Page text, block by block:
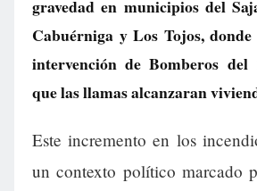
gravedad en municipios del
Cabuérniga y Los Tojos,
intervención de Bomberos
que las llamas alcanzaran
Este incremento en los
un contexto político marcado